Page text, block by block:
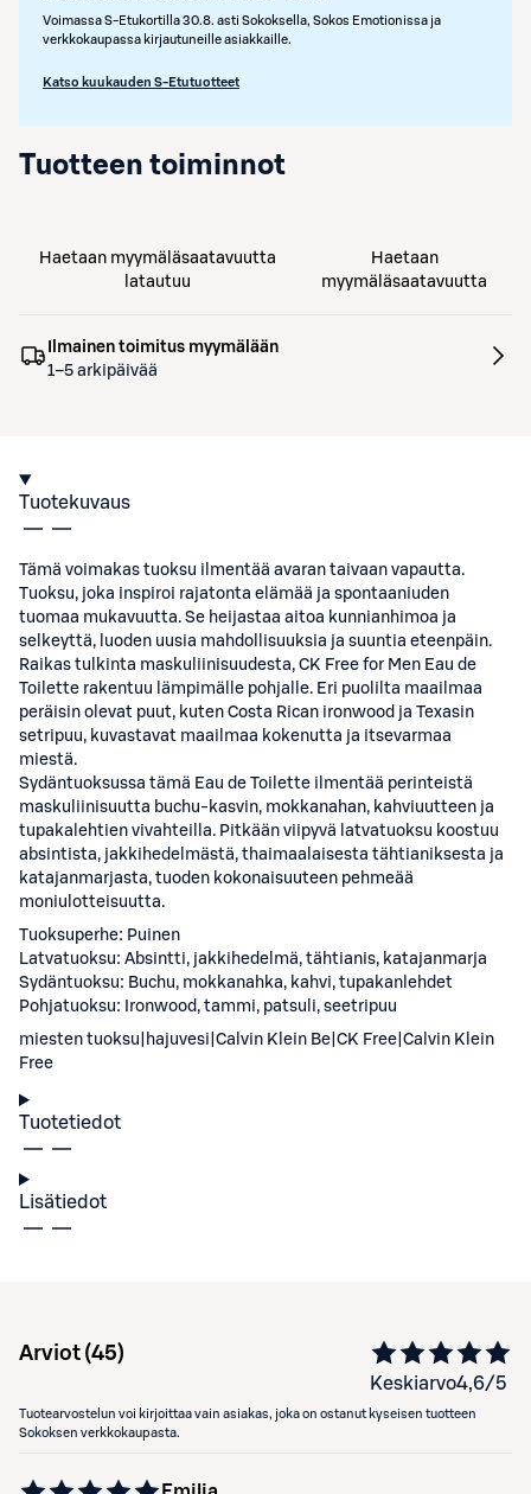
Voimassa S-Etukortilla 30.8. asti Sokoksella, Sokos Emotionissa ja
verkkokaupassa kirjautuneille asiakkaille.
Katso kuukauden S-Etutuotteet
Tuotteen toiminnot
Haetaan myymäläsaatavuutta
latautuu
Haetaan
myymäläsaatavuutta
Ilmainen toimitus myymälään
1–5 arkipäivää
Tuotekuvaus
Tämä voimakas tuoksu ilmentää avaran taivaan vapautta.
Tuoksu, joka inspiroi rajatonta elämää ja spontaaniuden
tuomaa mukavuutta. Se heijastaa aitoa kunnianhimoa ja
selkeyttä, luoden uusia mahdollisuuksia ja suuntia eteenpäin.
Raikas tulkinta maskuliinisuudesta, CK Free for Men Eau de
Toilette rakentuu lämpimälle pohjalle. Eri puolilta maailmaa
peräisin olevat puut, kuten Costa Rican ironwood ja Texasin
setripuu, kuvastavat maailmaa kokenutta ja itsevarmaa
miestä.
Sydäntuoksussa tämä Eau de Toilette ilmentää perinteistä
maskuliinisuutta buchu-kasvin, mokkanahan, kahviuutteen ja
tupakalehtien vivahteilla. Pitkään viipyvä latvatuoksu koostuu
absintista, jakkihedelmästä, thaimaalaisesta tähtianiksesta ja
katajanmarjasta, tuoden kokonaisuuteen pehmeää
moniulotteisuutta.
Tuoksuperhe: Puinen
Latvatuoksu: Absintti, jakkihedelmä, tähtianis, katajanmarja
Sydäntuoksu: Buchu, mokkanahka, kahvi, tupakanlehdet
Pohjatuoksu: Ironwood, tammi, patsuli, seetripuu
miesten tuoksu|hajuvesi|Calvin Klein Be|CK Free|Calvin Klein
Free
Tuotetiedot
Lisätiedot
Arviot (45)
Keskiarvo4,6/5
Tuotearvostelun voi kirjoittaa vain asiakas, joka on ostanut kyseisen tuotteen
Sokoksen verkkokaupasta.